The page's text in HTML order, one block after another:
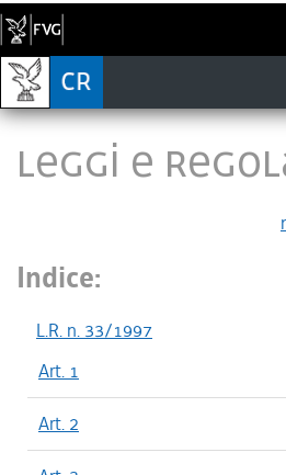
LEGGI E
Indice:
L.R. n. 33/1997
Art. 1
Art. 2